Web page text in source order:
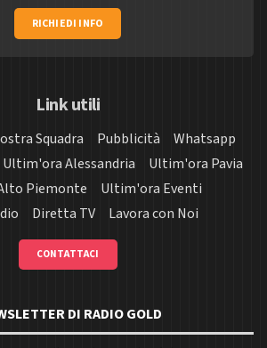
RICHIEDI INFO
Link utili
Squadra Pubblicità
Whatsapp
Ultim'ora Alessandria
Ultim'ora Pavia
Piemonte
Ultim'ora Eventi
Diretta TV Lavora con Noi
CONTATTACI
DI RADIO GOLD